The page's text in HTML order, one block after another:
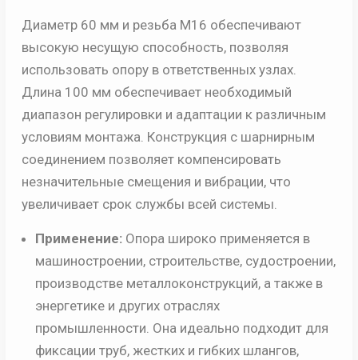
Диаметр 60 мм и резьба М16 обеспечивают
высокую несущую способность, позволяя
использовать опору в ответственных узлах.
Длина 100 мм обеспечивает необходимый
диапазон регулировки и адаптации к различным
условиям монтажа. Конструкция с шарнирным
соединением позволяет компенсировать
незначительные смещения и вибрации, что
увеличивает срок службы всей системы.
Применение:Опора широко применяется в
машиностроении, строительстве, судостроении,
производстве металлоконструкций, а также в
энергетике и других отраслях
промышленности. Она идеально подходит для
фиксации труб, жестких и гибких шлангов,